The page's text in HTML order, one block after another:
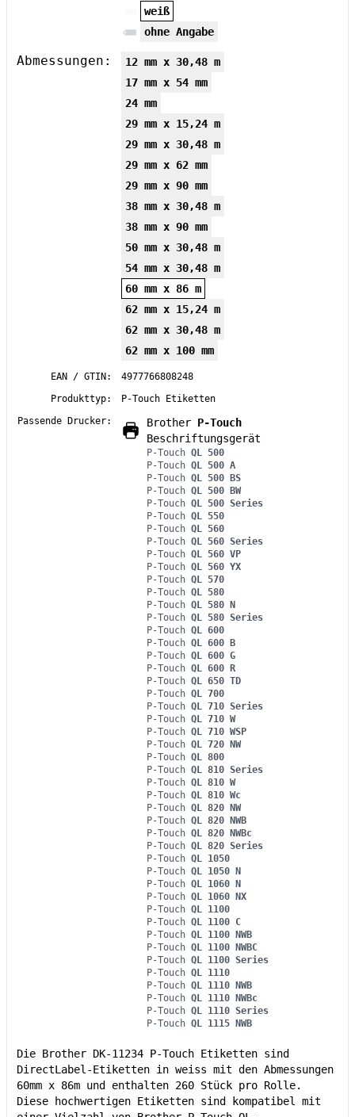
weiß
ohne Angabe
Abmessungen:
12 mm x 30,48 m
17 mm x 54 mm
24 mm
29 mm x 15,24 m
29 mm x 30,48 m
29 mm x 62 mm
29 mm x 90 mm
38 mm x 30,48 m
38 mm x 90 mm
50 mm x 30,48 m
54 mm x 30,48 m
60 mm x 86 m
62 mm x 15,24 m
62 mm x 30,48 m
62 mm x 100 mm
EAN / GTIN:
4977766808248
Produkttyp:
P-Touch Etiketten
Passende Drucker:
Brother P-Touch
Beschriftungsgerät
P-Touch QL 500
P-Touch QL 500 A
P-Touch QL 500 BS
P-Touch QL 500 BW
P-Touch QL 500 Series
P-Touch QL 550
P-Touch QL 560
P-Touch QL 560 Series
P-Touch QL 560 VP
P-Touch QL 560 YX
P-Touch QL 570
P-Touch QL 580
P-Touch QL 580 N
P-Touch QL 580 Series
P-Touch QL 600
P-Touch QL 600 B
P-Touch QL 600 G
P-Touch QL 600 R
P-Touch QL 650 TD
P-Touch QL 700
P-Touch QL 710 Series
P-Touch QL 710 W
P-Touch QL 710 WSP
P-Touch QL 720 NW
P-Touch QL 800
P-Touch QL 810 Series
P-Touch QL 810 W
P-Touch QL 810 Wc
P-Touch QL 820 NW
P-Touch QL 820 NWB
P-Touch QL 820 NWBc
P-Touch QL 820 Series
P-Touch QL 1050
P-Touch QL 1050 N
P-Touch QL 1060 N
P-Touch QL 1060 NX
P-Touch QL 1100
P-Touch QL 1100 C
P-Touch QL 1100 NWB
P-Touch QL 1100 NWBC
P-Touch QL 1100 Series
P-Touch QL 1110
P-Touch QL 1110 NWB
P-Touch QL 1110 NWBc
P-Touch QL 1110 Series
P-Touch QL 1115 NWB
Die Brother DK-11234 P-Touch Etiketten sind
DirectLabel-Etiketten in weiss mit den Abmessungen
60mm x 86m und enthalten 260 Stück pro Rolle.
Diese hochwertigen Etiketten sind kompatibel mit